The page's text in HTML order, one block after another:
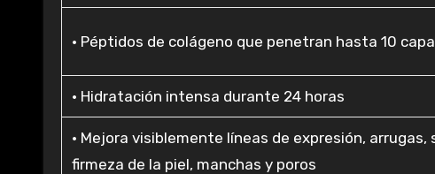
• Péptidos de colágeno que penetran hasta 10
• Hidratación intensa durante 24 horas
• Mejora visiblemente líneas de expresión, arrugas,
firmeza de la piel, manchas y poros